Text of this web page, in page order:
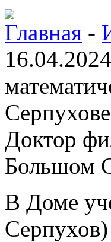
Главная -
Серпухове
Доктор
Большом
В Доме